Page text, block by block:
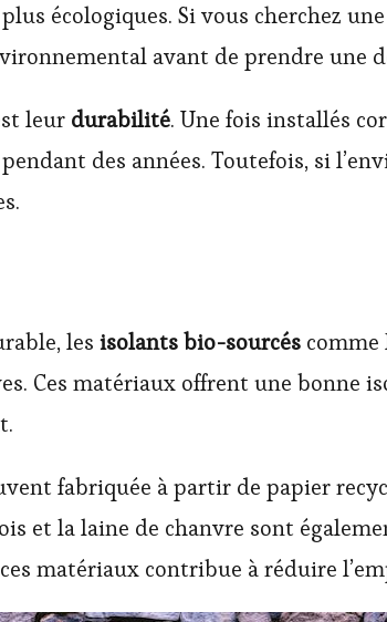
écologiques. Si vous cherchez
avant de prendre une
leur durabilité. Une fois installés
des années. Toutefois, si
les isolants bio-sourcés comme
Ces matériaux offrent une
fabriquée à partir de papier
et la laine de chanvre sont
matériaux contribue à réduire